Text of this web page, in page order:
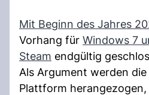
Mit Beginn des Jahres
Vorhang für Windows 7
Steam endgültig
Als Argument werden
Plattform